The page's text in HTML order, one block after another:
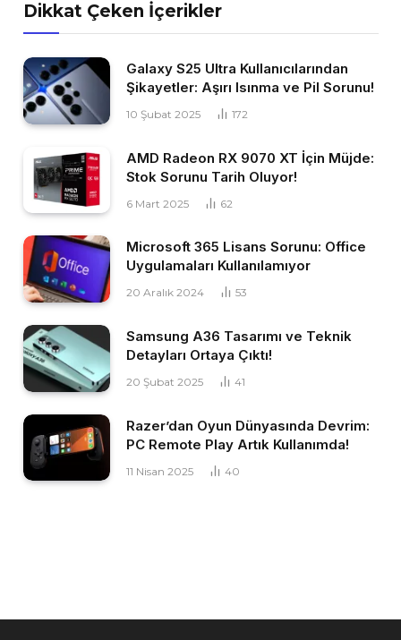
Dikkat Çeken İçerikler
Galaxy S25 Ultra Kullanıcılarından
Şikayetler: Aşırı Isınma ve Pil Sorunu!
10 Şubat 2025 172
AMD Radeon RX 9070 XT İçin Müjde:
Stok Sorunu Tarih Oluyor!
6 Mart 2025 62
Microsoft 365 Lisans Sorunu: Office
Uygulamaları Kullanılamıyor
20 Aralık 2024 53
Samsung A36 Tasarımı ve Teknik
Detayları Ortaya Çıktı!
20 Şubat 2025 41
Razer’dan Oyun Dünyasında Devrim:
PC Remote Play Artık Kullanımda!
11 Nisan 2025 40